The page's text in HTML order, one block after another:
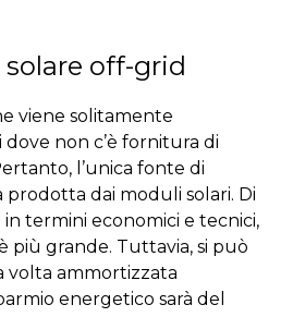
off-grid
viene solitamente
non c’è fornitura di
l’unica fonte di
prodotta dai moduli solari. Di
termini economici e tecnici,
più grande. Tuttavia, si può
volta ammortizzata
energetico sarà del